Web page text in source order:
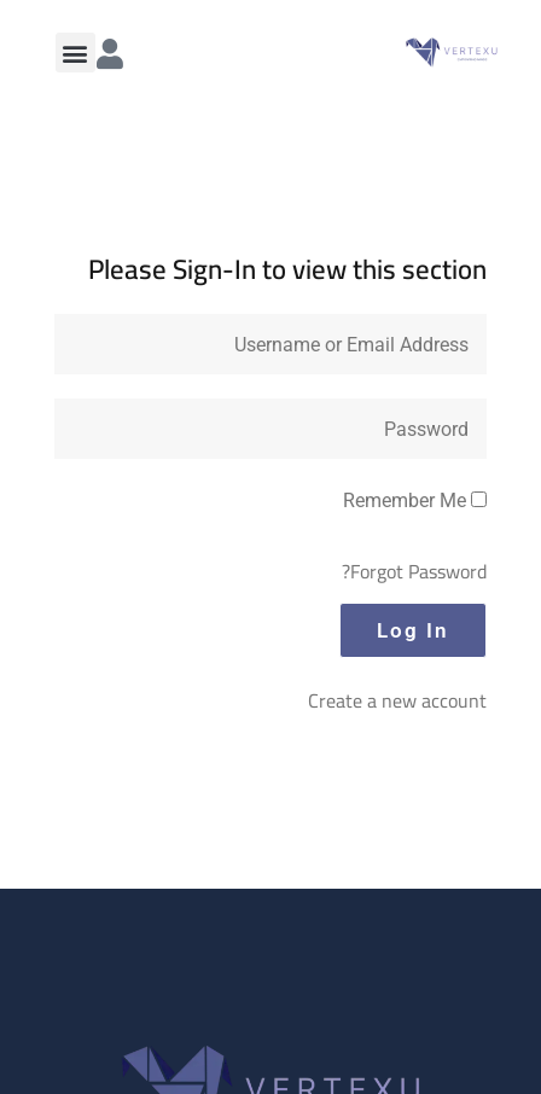
Please Sign-In to view this section
Forgot Password?
Create a new account